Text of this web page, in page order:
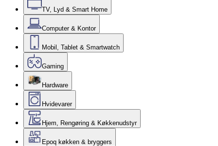
TV, Lyd & Smart Home
Computer & Kontor
Mobil, Tablet & Smartwatch
Gaming
Hardware
Hvidevarer
Hjem, Rengøring & Køkkenudstyr
Epoq køkken & bryggers